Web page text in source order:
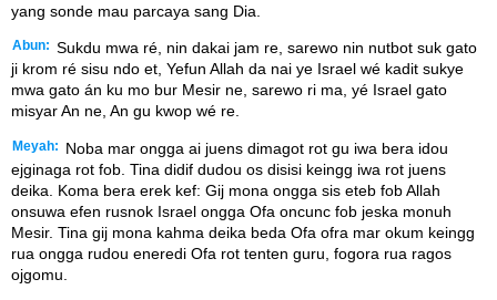
yang sonde mau parcaya sang Dia.
Abun: Sukdu mwa ré, nin dakai jam re, sarewo nin nutbot suk gato
ji krom ré sisu ndo et, Yefun Allah da nai ye Israel wé kadit sukye
mwa gato án ku mo bur Mesir ne, sarewo ri ma, yé Israel gato
misyar An ne, An gu kwop wé re.
Meyah:
Noba mar ongga ai juens dimagot rot gu iwa bera idou
ejginaga rot fob. Tina didif dudou os disisi keingg iwa rot juens
deika. Koma bera erek kef: Gij mona ongga sis eteb fob Allah
onsuwa efen rusnok Israel ongga Ofa oncunc fob jeska monuh
Mesir. Tina gij mona kahma deika beda Ofa ofra mar okum keingg
rua ongga rudou eneredi Ofa rot tenten guru, fogora rua ragos
ojgomu.